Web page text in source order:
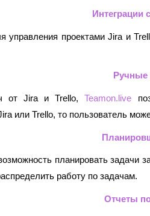
Интеграции
управления проектами Jira и
Ручные
от Jira и Trello, Teamon.live
или Trello, то пользователь
планировать задачи
работу по задачам.
Отчеты